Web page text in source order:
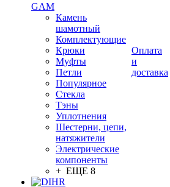
GAM
Камень
шамотный
Комплектующие
Крюки
Муфты
Петли
Популярное
Стекла
Тэны
Уплотнения
Шестерни, цепи,
натяжители
Электрические
компоненты
+ ЕЩЕ 8
Оплата
и
доставка